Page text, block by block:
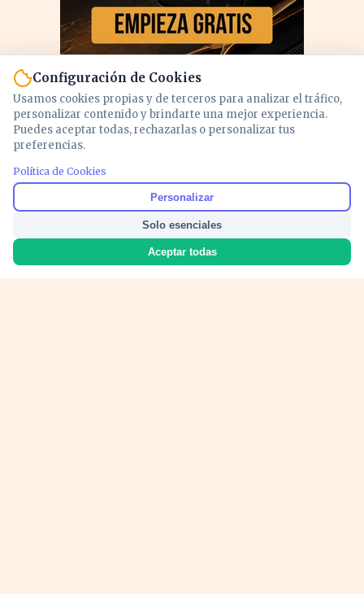
Configuración de Cookies
Usamos cookies propias y de terceros para analizar el tráfico,
personalizar contenido y brindarte una mejor experiencia.
Puedes aceptar todas, rechazarlas o personalizar tus
preferencias.
Política de Cookies
Personalizar
Solo esenciales
Aceptar todas